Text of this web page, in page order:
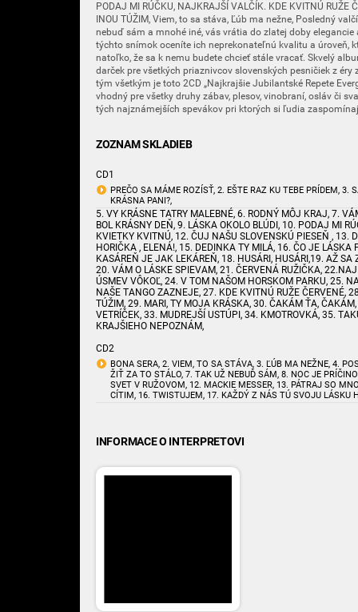
PODAJ MI RÚČKU, NAJKRAJŠÍ VALČÍK. KDE KVITNÚ RUŽE
INOU TÚŽIM, Viem, to sa stáva, Ľúb ma nežne, Posledný
nebuď sám a mnohé iné, vás vrátia do zlatej doby elegancie
týchto snímok oceníte ich neprekonateľnú kvalitu a úroveň,
natoľko, že sa k nemu budete chcieť stále vracať. Skvelý
darček pre všetkých priaznivcov slovenských pesničiek z
tým všetkým je toto 2CD „Najkrajšie Jubilantské Repete
vhodný pre všetky druhy zábav, plesov, vinobraní, osláv či
tých najznámejších spevákov pri ktorých si ľudia
ZOZNAM SKLADIEB
CD1
PREČO SA MÁME ROZÍSŤ, 2. EŠTE RAZ KU TEBE PRÍDEM, 3.
KRÁSNA PANI?,
5. VY KRÁSNE TATRY MALEBNÉ, 6. RODNÝ MÔJ KRAJ, 7.
BOL KRÁSNY DEŇ, 9. LÁSKA OKOLO BLÚDI, 10. PODAJ MI
KVIETKY KVITNÚ, 12. ČUJ NAŠU SLOVENSKÚ PIESEŇ , 13.
HORIČKA , ELENÁ!, 15. DEDINKA TY MILÁ, 16. ČO JE LÁSKA
KASÁREŇ JE JAK LEKÁREŇ, 18. HUSÁRI, HUSÁRI,19. AŽ SA
20. VÁM O LÁSKE SPIEVAM, 21. ČERVENÁ RUŽIČKA,
ÚSMEV VÔKOĽ, 24. V TOM NAŠOM HORSKOM PARKU, 25.
NAŠE TANGO ZAZNEJE, 27. KDE KVITNÚ RUŽE ČERVENÉ,
TÚŽIM, 29. MARI, TY MOJA KRÁSKA, 30. ČAKÁM ŤA,
VETRÍČEK, 33. MUDREJŠÍ USTÚPI, 34. KMOTROVKÁ, 35.
KRAJŠIEHO NEPOZNÁM,
CD2
BONA SERA, 2. VIEM, TO SA STÁVA, 3. ĽÚB MA NEŽNE, 4.
ŽIŤ ZA TO STÁLO, 7. TAK UŽ NEBUĎ SÁM, 8. NOC JE
SVET V RUŽOVOM, 12. MACKIE MESSER, 13. PÁTRAJ SO
CÍTIM, 16. TWISTUJEM, 17. KAŽDÝ Z NÁS TÚ SVOJU LÁSKU
INFORMACE O INTERPRETOVI